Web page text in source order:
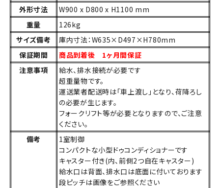
外形寸法
W900 x D800 x H1100 mm
重量
126kg
サイズ備考
庫内寸法：W635×D497×H780mm
保証期間
商品到着後 1ヶ月間保証
注意事項
給水、排水接続が必要です
超重量物です。
運送業者配送時は「車上渡し」となり、荷降ろし
の必要が生じます。
フォークリフト等が必要となりますので、ご注意
ください。
備考
1室制御
コンパクトな小型ドゥコンディショナーです
キャスター付き(内、前側2つ自在キャスター)
給水口は背面、排水口は底面に付いております
段ピッチは画像をご参照ください